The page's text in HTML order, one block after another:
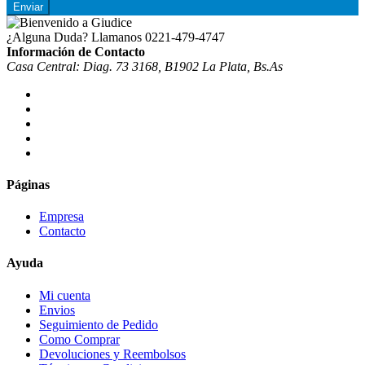
Enviar
¿Alguna Duda? Llamanos 0221-479-4747
Información de Contacto
Casa Central: Diag. 73 3168, B1902 La Plata, Bs.As
Páginas
Empresa
Contacto
Ayuda
Mi cuenta
Envios
Seguimiento de Pedido
Como Comprar
Devoluciones y Reembolsos